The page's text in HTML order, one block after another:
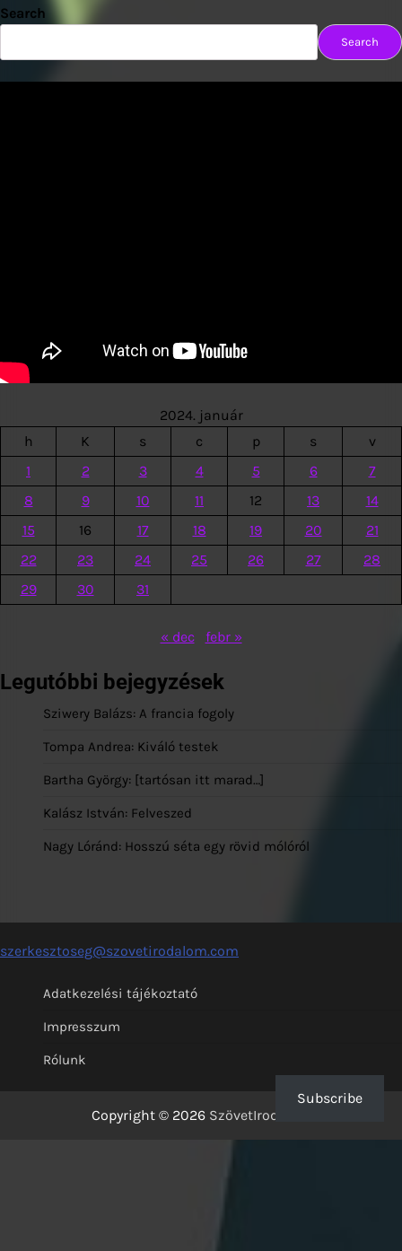
Search
Search
2024. január
h
K s c p s
v
1
2 3 4 5 6
7
8
9 10 11 12 13
14
15
16 17 18 19 20
21
22
23 24 25 26 27
28
29
30 31
« dec febr »
Legutóbbi bejegyzések
Sziwery Balázs: A francia fogoly
Tompa Andrea: Kiváló testek
Bartha György: [tartósan itt marad…]
Kalász István: Felveszed
Nagy Lóránd: Hosszú séta egy rövid mólóról
szerkesztoseg@szovetirodalom.com
Adatkezelési tájékoztató
Impresszum
Rólunk
Copyright © 2026 SzövetIrodalom
Subscribe